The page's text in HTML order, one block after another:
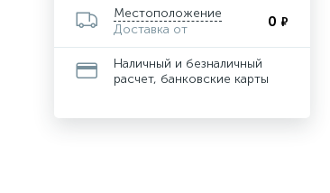
Местоположение
Доставка от
0 ₽
Наличный и безналичный
расчет, банковские карты